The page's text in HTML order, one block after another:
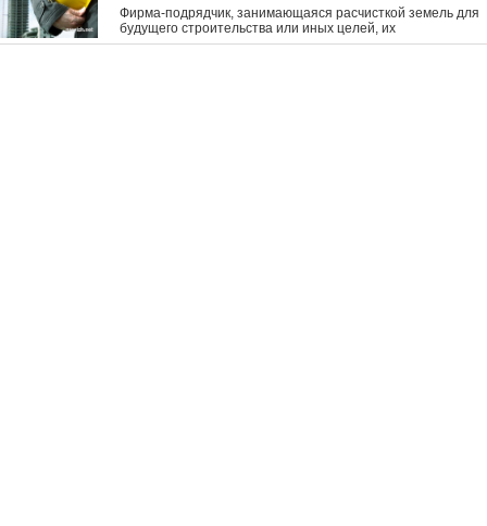
Фирма-подрядчик, занимающаяся расчисткой земель для
будущего строительства или иных целей, их